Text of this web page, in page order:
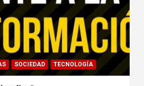
SOCIEDAD TECNOLOGÍA